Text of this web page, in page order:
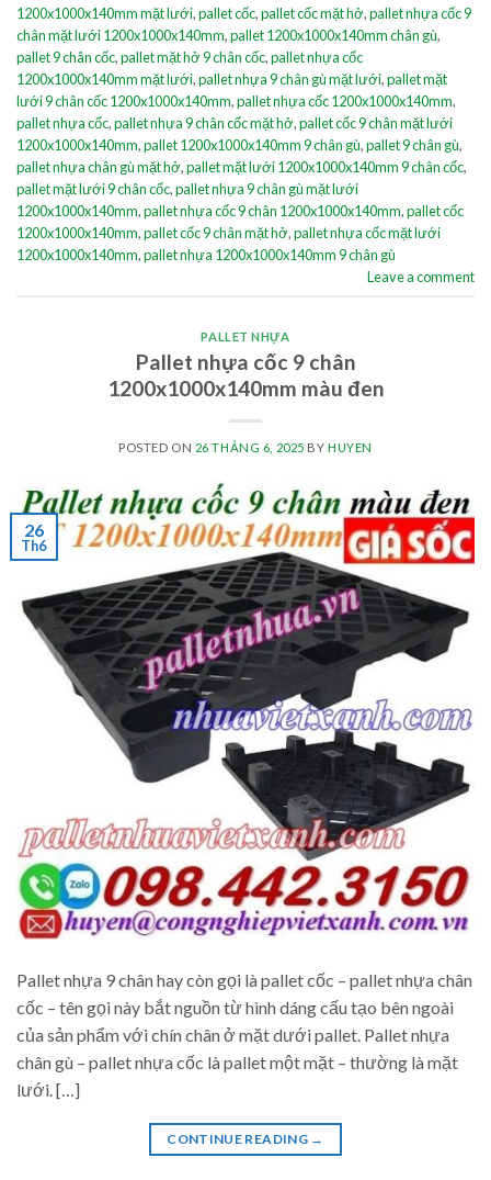
1200x1000x140mm mặt lưới,pallet cốc,pallet cốc mặt hở,pallet nhựa cốc 9
chân mặt lưới 1200x1000x140mm,pallet 1200x1000x140mm chân gù,
pallet 9 chân cốc,pallet mặt hở 9 chân cốc,pallet nhựa cốc
1200x1000x140mm mặt lưới,pallet nhựa 9 chân gù mặt lưới,pallet mặt
lưới 9 chân cốc 1200x1000x140mm,pallet nhựa cốc 1200x1000x140mm,
pallet nhựa cốc,pallet nhựa 9 chân cốc mặt hở,pallet cốc 9 chân mặt lưới
1200x1000x140mm,pallet 1200x1000x140mm 9 chân gù,pallet 9 chân gù,
pallet nhựa chân gù mặt hở,pallet mặt lưới 1200x1000x140mm 9 chân cốc,
pallet mặt lưới 9 chân cốc,pallet nhựa 9 chân gù mặt lưới
1200x1000x140mm,pallet nhựa cốc 9 chân 1200x1000x140mm,pallet cốc
1200x1000x140mm,pallet cốc 9 chân mặt hở,pallet nhựa cốc mặt lưới
1200x1000x140mm,pallet nhựa 1200x1000x140mm 9 chân gù
Leave a comment
PALLET NHỰA
Pallet nhựa cốc 9 chân
1200x1000x140mm màu đen
POSTED ON 26 THÁNG 6, 2025 BY HUYEN
26
Th6
Pallet nhựa 9 chân hay còn gọi là pallet cốc – pallet nhựa chân
cốc – tên gọi này bắt nguồn từ hình dáng cấu tạo bên ngoài
của sản phẩm với chín chân ở mặt dưới pallet. Pallet nhựa
chân gù – pallet nhựa cốc là pallet một mặt – thường là mặt
lưới. […]
CONTINUE READING →